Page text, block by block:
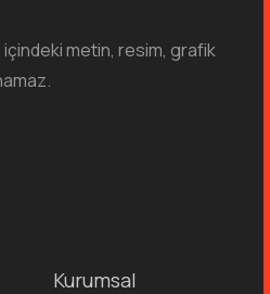
içindeki metin, resim, grafik
Kurumsal